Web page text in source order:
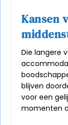
Kansen
Die langere
blijven
voor een
momenten